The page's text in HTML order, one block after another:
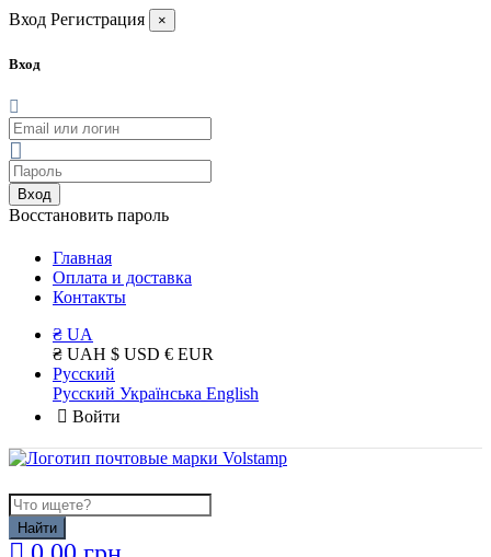
Вход Регистрация ×
Вход
Вход
Восстановить пароль
Главная
Оплата и доставка
Контакты
₴ UA
₴ UAH $ USD € EUR
Русский
Русский Українська English
Войти
Найти